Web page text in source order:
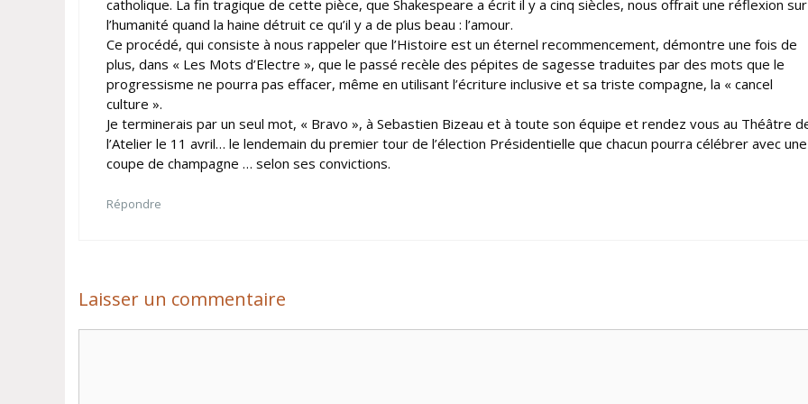
catholique. La fin tragique de cette pièce, que Shakespeare a écrit il y a cinq siècles, nous offrait une réflexion sur
l’humanité quand la haine détruit ce qu’il y a de plus beau : l’amour.
Ce procédé, qui consiste à nous rappeler que l’Histoire est un éternel recommencement, démontre une fois de
plus, dans « Les Mots d’Electre », que le passé recèle des pépites de sagesse traduites par des mots que le
progressisme ne pourra pas effacer, même en utilisant l’écriture inclusive et sa triste compagne, la « cancel
culture ».
Je terminerais par un seul mot, « Bravo », à Sebastien Bizeau et à toute son équipe et rendez vous au Théâtre
l’Atelier le 11 avril… le lendemain du premier tour de l’élection Présidentielle que chacun pourra célébrer avec une
coupe de champagne … selon ses convictions.
Répondre
Laisser un commentaire